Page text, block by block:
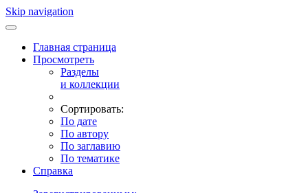
Skip navigation
Главная страница
Просмотреть
Разделы
и коллекции
Сортировать:
По дате
По автору
По заглавию
По тематике
Справка